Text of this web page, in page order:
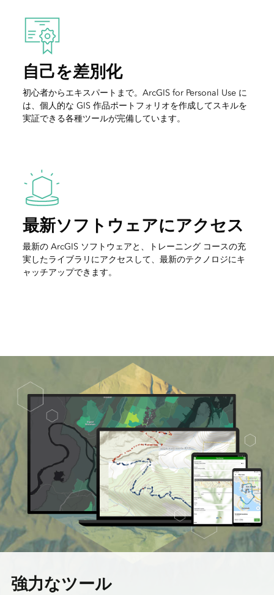
自己を差別化
初心者からエキスパートまで。ArcGIS for Personal Use に
は、個人的な GIS 作品ポートフォリオを作成してスキルを
実証できる各種ツールが完備しています。
最新ソフトウェアにアクセス
最新の ArcGIS ソフトウェアと、トレーニング コースの充
実したライブラリにアクセスして、最新のテクノロジにキ
ャッチアップできます。
強力なツール